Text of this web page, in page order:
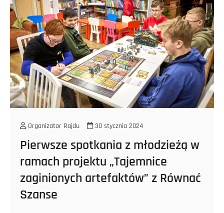
Organizator Rajdu 30 stycznia 2024
Pierwsze spotkania z młodzieżą w
ramach projektu „Tajemnice
zaginionych artefaktów” z Równać
Szanse